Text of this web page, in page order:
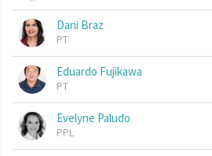
Dani Braz
PT
Eduardo Fujikawa
PT
Evelyne Paludo
PPL